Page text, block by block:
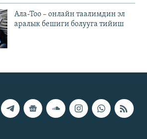
Ала-Тоо – онлайн таалимдин эл
аралык бешиги болууга тийиш